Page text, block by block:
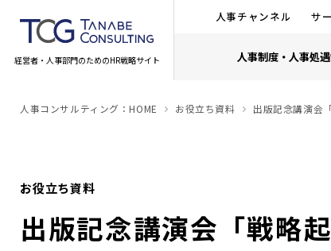
経営者・人事部門のためのHR戦略サイト
人事チャンネル サ
人事制度・人事処
人事コンサルティング：HOME お役立ち資料 出版記念講演会
お役立ち資料
出版記念講演会「戦略